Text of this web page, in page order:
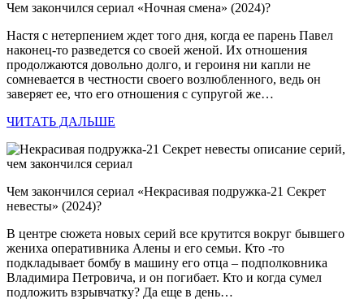
Чем закончился сериал «Ночная смена» (2024)?
Настя с нетерпением ждет того дня, когда ее парень Павел
наконец-то разведется со своей женой. Их отношения
продолжаются довольно долго, и героиня ни капли не
сомневается в честности своего возлюбленного, ведь он
заверяет ее, что его отношения с супругой же…
ЧИТАТЬ ДАЛЬШЕ
Чем закончился сериал «Некрасивая подружка-21 Секрет
невесты» (2024)?
В центре сюжета новых серий все крутится вокруг бывшего
жениха оперативника Алены и его семьи. Кто -то
подкладывает бомбу в машину его отца – подполковника
Владимира Петровича, и он погибает. Кто и когда сумел
подложить взрывчатку? Да еще в день…